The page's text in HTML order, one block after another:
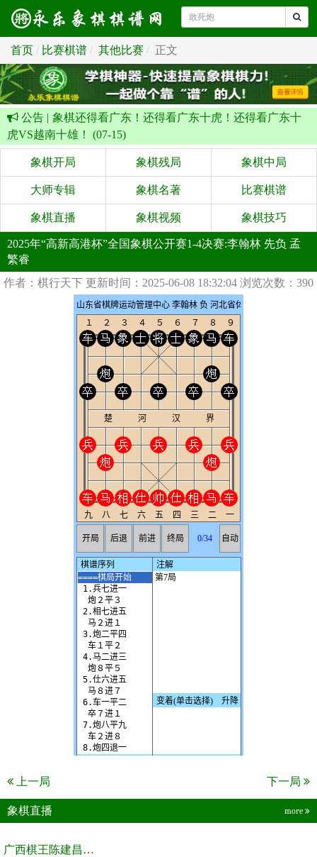
首页 比赛棋谱 其他比赛 正文
公告 | 象棋还得看广东！还得看广东十虎！还得看广东十
虎VS越南十雄！ (07-15)
象棋开局 象棋残局 象棋中局
大师专辑 象棋名著 比赛棋谱
象棋直播 象棋视频 象棋技巧
2025年“高新高港杯”全国象棋公开赛1-4决赛:李翰林 先负 孟
繁睿
作者：棋行天下 更新时间：2025-06-08 18:32:04 浏览次数：390
上一局 下一局
象棋直播 more
广西棋王陈建昌直播间